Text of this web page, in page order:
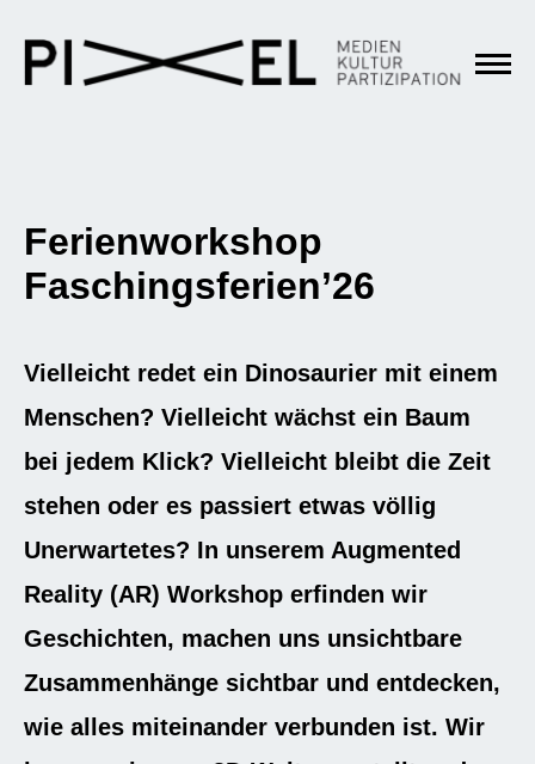
Ferienworkshop
Faschingsferien’26
Vielleicht redet ein Dinosaurier mit einem
Menschen? Vielleicht wächst ein Baum
bei jedem Klick? Vielleicht bleibt die Zeit
stehen oder es passiert etwas völlig
Unerwartetes? In unserem Augmented
Reality (AR) Workshop erfinden wir
Geschichten, machen uns unsichtbare
Zusammenhänge sichtbar und entdecken,
wie alles miteinander verbunden ist. Wir